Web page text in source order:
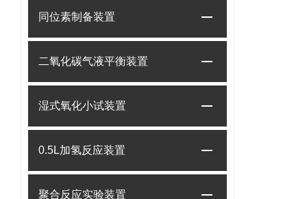
同位素制备装置
二氧化碳气液平衡装置
湿式氧化小试装置
0.5L加氢反应装置
聚合反应实验装置